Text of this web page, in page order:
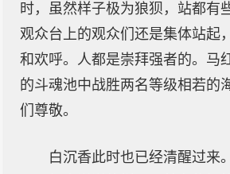
时，虽然样子极为狼狈，站都有
观众台上的观众们还是集体站起
和欢呼。人都是崇拜强者的。马
的斗魂池中战胜两名等级相若的
们尊敬。
白沉香此时也已经清醒过来